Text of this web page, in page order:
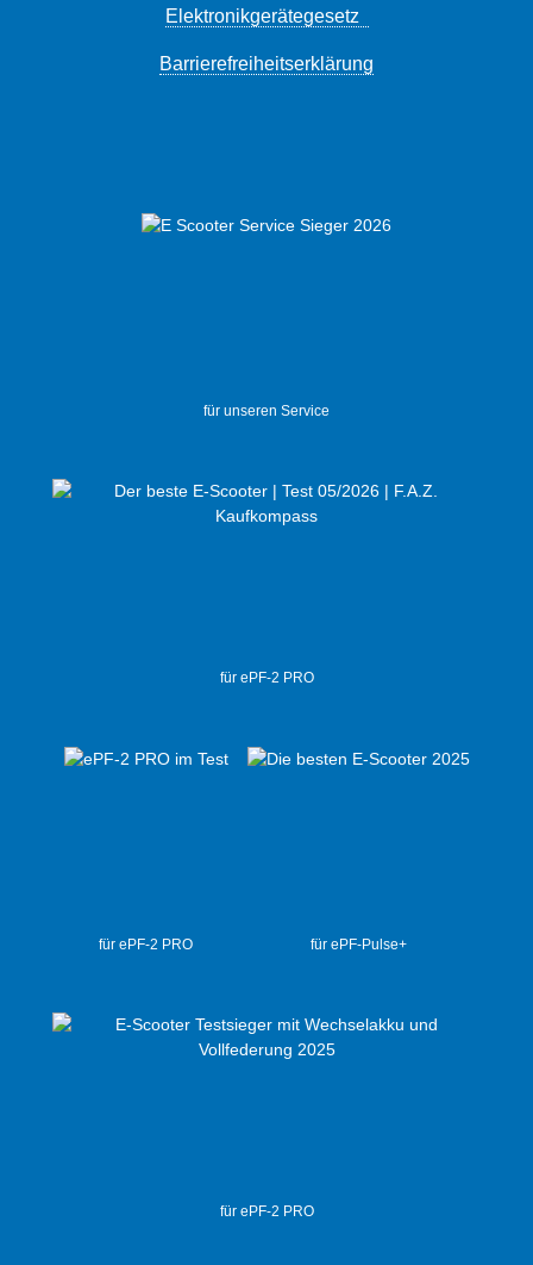
Elektronikgerätegesetz
Barrierefreiheitserklärung
für unseren Service
für ePF-2 PRO
für ePF-2 PRO für ePF-Pulse+
für ePF-2 PRO